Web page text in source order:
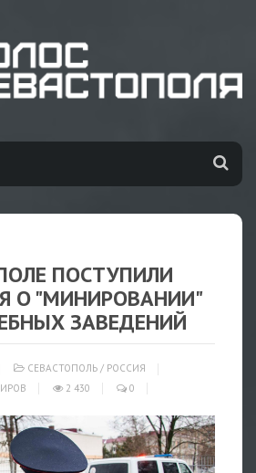
ПОСТУПИЛИ
О "МИНИРОВАНИИ"
ЗАВЕДЕНИЙ
СЕВАСТОПОЛЬ / РОССИЯ
2 430 0